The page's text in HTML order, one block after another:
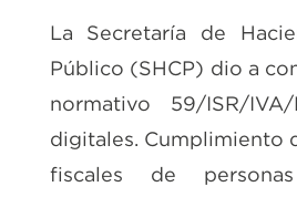
La Secretaría de
Público (SHCP) dio a
normativo 59/ISR/
digitales. Cumplimiento
fiscales de